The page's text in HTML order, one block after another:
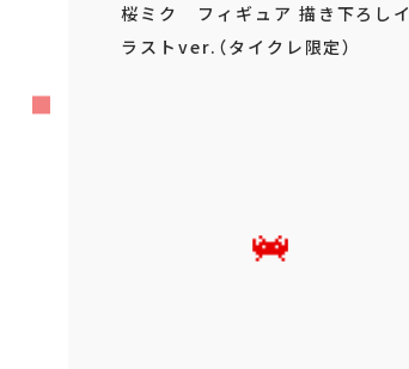
桜ミク フィギュア 描き下ろしイ
ラストver.（タイクレ限定）